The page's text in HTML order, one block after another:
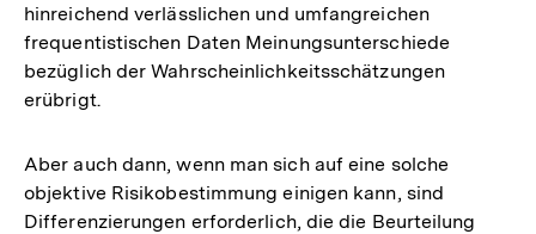
hinreichend verlässlichen und umfangreichen
frequentistischen Daten Meinungsunterschiede
bezüglich der Wahrscheinlichkeitsschätzungen
erübrigt.
Aber auch dann, wenn man sich auf eine solche
objektive Risikobestimmung einigen kann, sind
Differenzierungen erforderlich, die die Beurteilung